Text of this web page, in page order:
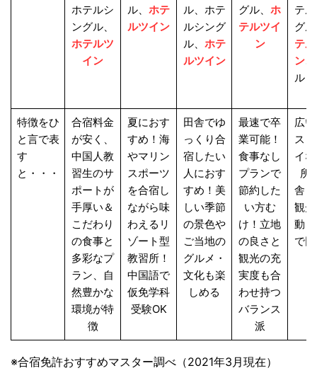
ホテルシ
ングル、
ホテルツ
イン
ル、 ホテ
ルツイン
ル、ホテ
ルシング
ル、 ホテ
ルツイン
グル、 ホ
テルツイ
ン
テ
グ
テ
ン
ル
特徴をひ
と言で表
す
と・・・
合宿料金
が安く、
中国人教
習生のサ
ポートが
手厚い＆
こだわり
の食事と
多彩なプ
ラン、自
然豊かな
環境が特
徴
夏におす
すめ！海
やマリン
スポーツ
を合宿し
ながら味
わえるリ
ゾート型
教習所！
中国語で
仮免学科
受験OK
田舎でゆ
っくり合
宿したい
人におす
すめ！美
しい季節
の景色や
ご当地の
グルメ・
文化も楽
しめる
最速で卒
業可能！
食事なし
プランで
節約した
い方む
け！立地
の良さと
観光の充
実度も合
わせ持つ
バランス
派
広
ス
イ
所
舎
観
動
で
※合宿免許おすすめマスター調べ（2021年3月現在）